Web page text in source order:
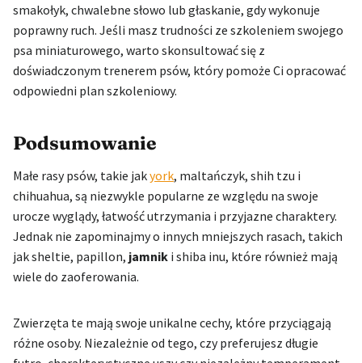
smakołyk, chwalebne słowo lub głaskanie, gdy wykonuje
poprawny ruch. Jeśli masz trudności ze szkoleniem swojego
psa miniaturowego, warto skonsultować się z
doświadczonym trenerem psów, który pomoże Ci opracować
odpowiedni plan szkoleniowy.
Podsumowanie
Małe rasy psów, takie jakyork, maltańczyk, shih tzu i
chihuahua, są niezwykle popularne ze względu na swoje
urocze wyglądy, łatwość utrzymania i przyjazne charaktery.
Jednak nie zapominajmy o innych mniejszych rasach, takich
jak sheltie, papillon, jamnik i shiba inu, które również mają
wiele do zaoferowania.
Zwierzęta te mają swoje unikalne cechy, które przyciągają
różne osoby. Niezależnie od tego, czy preferujesz długie